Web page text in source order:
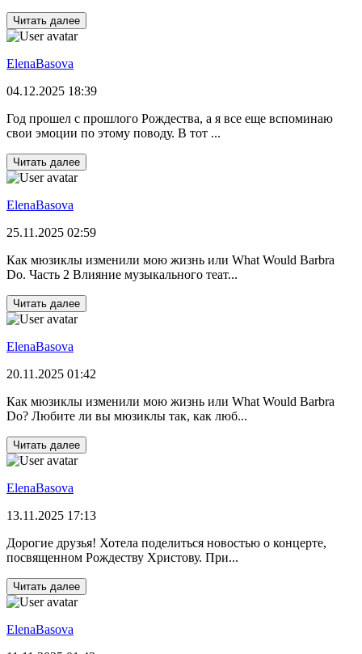
Читать далее
ElenaBasova
04.12.2025 18:39
Год прошел с прошлого Рождества, а я все еще вспоминаю
свои эмоции по этому поводу. В тот ...
Читать далее
ElenaBasova
25.11.2025 02:59
Как мюзиклы изменили мою жизнь или What Would Barbra
Do. Часть 2 Влияние музыкального теат...
Читать далее
ElenaBasova
20.11.2025 01:42
Как мюзиклы изменили мою жизнь или What Would Barbra
Do? Любите ли вы мюзиклы так, как люб...
Читать далее
ElenaBasova
13.11.2025 17:13
Дорогие друзья! Хотела поделиться новостью о концерте,
посвященном Рождеству Христову. При...
Читать далее
ElenaBasova